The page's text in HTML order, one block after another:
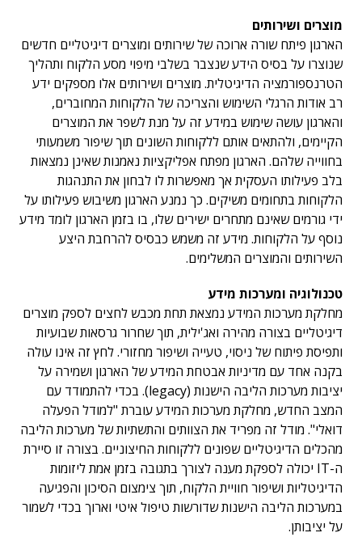
מוצרים ושירותים
הארגון פיתח שורה ארוכה של שירותים ומוצרים דיגיטליים חדשים
שנוצרו על בסיס הידע שנצבר בשלבי מיפוי מסע הלקוח ותהליך
הטרנספורמציה הדיגיטלית. מוצרים ושירותים אלו מספקים ידע
רב אודות הרגלי השימוש והצריכה של הלקוחות המחוברים,
והארגון עושה שימוש במידע זה על מנת לשפר את המוצרים
הקיימים, ולהתאים אותם ללקוחות השונים תוך שיפור משמעותי
בחווייה שלהם. הארגון מפתח אפליקציות נאמנות שאינן נמצאות
בלב פעילותו העסקית אך מאפשרות לו לבחון את התנהגות
הלקוחות בתחומים משיקים. כך נמנע הארגון משיבוש פעילותו על
ידי גורמים שאינם מתחרים ישירים שלו, בו בזמן הארגון לומד מידע
נוסף על הלקוחות. מידע זה משמש כבסיס להרחבת היצע
השירותים והמוצרים המשלימים.
טכנולוגיה ומערכות מידע
מחלקת מערכות המידע נמצאת תחת מכבש לחצים לספק מוצרים
דיגיטליים בצורה מהירה ואג'ילית, תוך שחרור גרסאות שבועיות
ותפיסת פיתוח של ניסוי, טעייה ושיפור מחזורי. לחץ זה אינו עולה
בקנה אחד עם מדיניות אבטחת המידע של הארגון ושמירה על
יציבות מערכות הליבה הישנות (legacy). בכדי להתמודד עם
המצב החדש, מחלקת מערכות המידע עוברת "למודל הפעלה
דואלי". מודל זה מפריד את הצוותים והתשתיות של מערכות הליבה
מהכלים הדיגיטליים שפונים ללקוחות החיצוניים. בצורה זו סיירת
ה-IT יכולה לספקת מענה לצורך בתגובה בזמן אמת ליזומות
הדיגיטליות ושיפור חוויית הלקוח, תוך צימצום הסיכון והפגיעה
במערכות הליבה הישנות שדורשות טיפול איטי וארוך בכדי לשמור
על יציבותן.